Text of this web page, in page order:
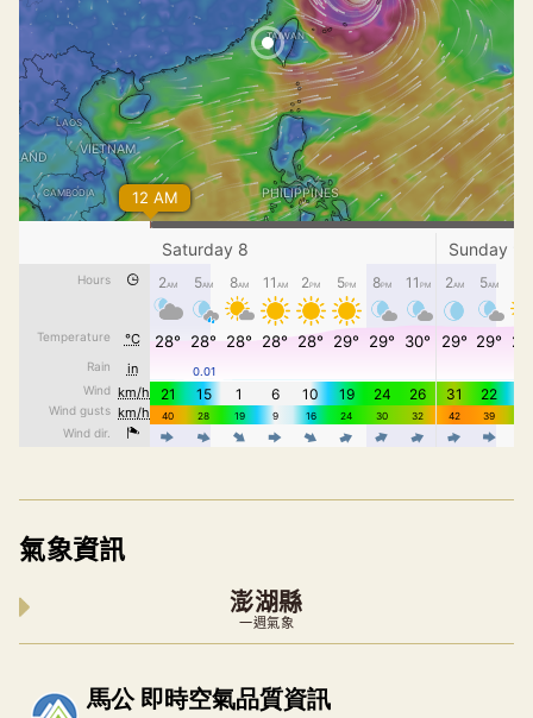
氣象資訊
澎湖縣
一週氣象
內嵌空氣品質小工具為視覺預覽，完整即時空